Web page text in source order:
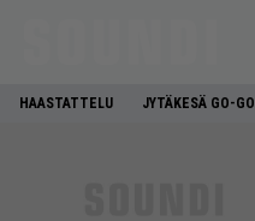
HAASTATTELU JYTÄKESÄ GO-GO